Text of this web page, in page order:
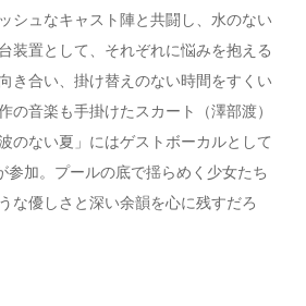
シュなキャスト陣と共闘し、水のない
装置として、それぞれに悩みを抱える
き合い、掛け替えのない時間をすくい
の音楽も手掛けたスカート（澤部渡）
のない夏」にはゲストボーカルとして
加。プールの底で揺らめく少女たち
な優しさと深い余韻を心に残すだろ